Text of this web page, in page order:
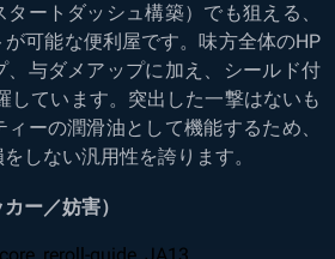
ートダッシュ構築）でも狙える、
可能な便利屋です。味方全体のHP
、与ダメアップに加え、シールド付
しています。突出した一撃はないも
ーの潤滑油として機能するため、
しない汎用性を誇ります。
ー／妨害）